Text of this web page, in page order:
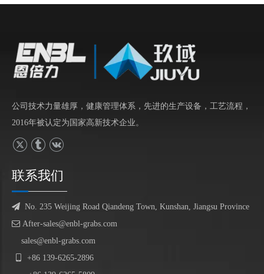
公司技术力量雄厚，健康管理体系，先进的生产设备，工艺流程，
2016年被认定为国家高新技术企业。
联系我们
 No. 235 Weijing Road Qiandeng Town, Kunshan, Jiangsu Province
 After-sales@enbl-grabs.com
sales@enbl-grabs.com
+86 139-6265-2896